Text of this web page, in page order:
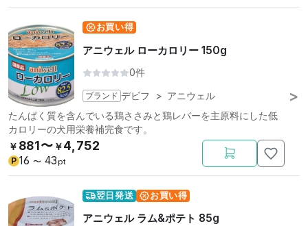
お買い得
アニウェル ローカロリー 150g
0件
ブランド デビフ > アニウェル
たんぱく質を含んでいる鶏ささみと鶏レバーを主原料にした低
カロリーの犬用栄養補完食です。
￥ 881〜 ￥4,752
P 16 〜 43 pt
翌日発送 お買い得
アニウェル ラム&ポテト 85g